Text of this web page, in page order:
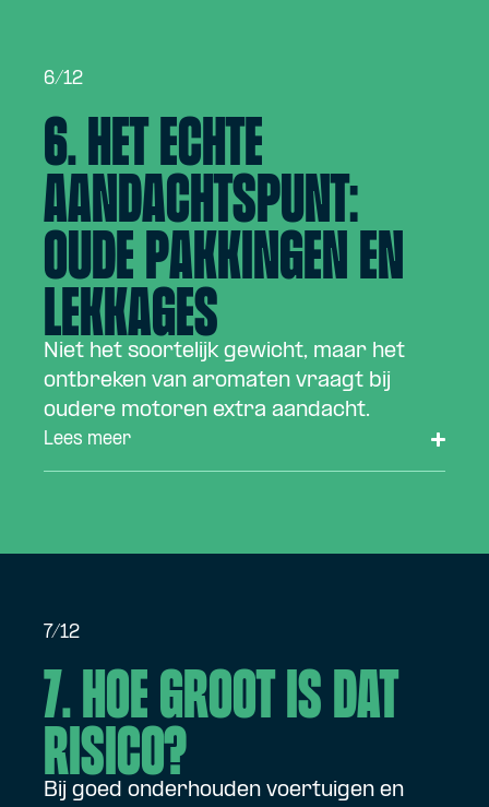
6/12
6. Het echte
aandachts­punt:
oude pakkingen en
lekkages
Niet het soortelijk gewicht, maar het
ontbreken van aromaten vraagt bij
oudere motoren extra aandacht.
Lees meer
7/12
7. Hoe groot is dat
risico?
Bij goed onderhouden voertuigen en